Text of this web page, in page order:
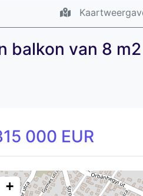
balkon van 8
000 EUR
+